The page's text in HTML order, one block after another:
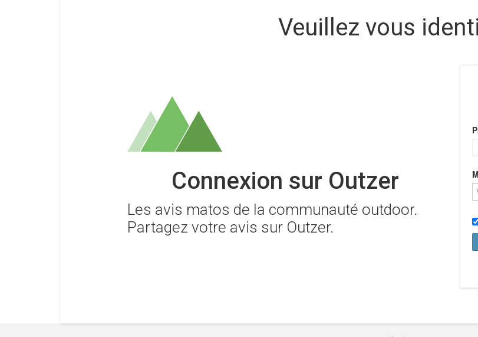
Veuillez vous
Connexion sur Outzer
Les avis matos de la communauté outdoor.
Partagez votre avis sur Outzer.